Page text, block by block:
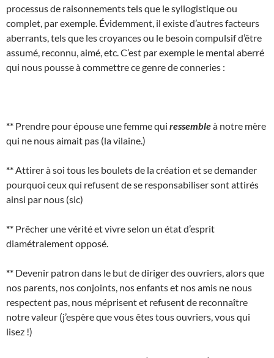
processus de raisonnements tels que le syllogistique ou
complet, par exemple. Évidemment, il existe d’autres facteurs
aberrants, tels que les croyances ou le besoin compulsif d’être
assumé, reconnu, aimé, etc. C’est par exemple le mental aberré
qui nous pousse à commettre ce genre de conneries :
** Prendre pour épouse une femme qui ressembleà notre mère
qui ne nous aimait pas (la vilaine.)
** Attirer à soi tous les boulets de la création et se demander
pourquoi ceux qui refusent de se responsabiliser sont attirés
ainsi par nous (sic)
** Prêcher une vérité et vivre selon un état d’esprit
diamétralement opposé.
** Devenir patron dans le but de diriger des ouvriers, alors que
nos parents, nos conjoints, nos enfants et nos amis ne nous
respectent pas, nous méprisent et refusent de reconnaître
notre valeur (j’espère que vous êtes tous ouvriers, vous qui
lisez !)